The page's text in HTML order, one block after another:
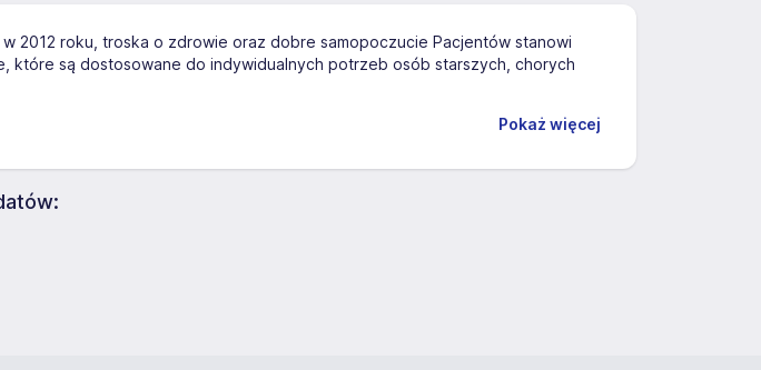
2012 roku, troska o zdrowie oraz dobre samopoczucie Pacjentów stanowi
które są dostosowane do indywidualnych potrzeb osób starszych, chorych
Pokaż więcej